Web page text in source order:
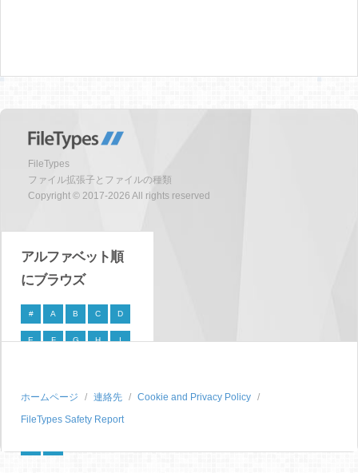
FileTypes
ファイル拡張子とファイルの種類
Copyright © 2017-2026 All rights reserved
アルファベット順
にブラウズ
# A B C D
E F G H I
P Q R S
T U V W X
ホームページ 連絡先
Cookie and Privacy Policy
FileTypes Safety Report